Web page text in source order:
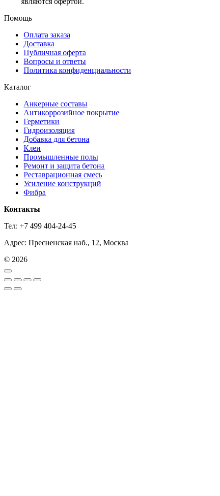
Помощь
Оплата заказа
Доставка
Публичная оферта
Вопросы и ответы
Политика конфиденциальности
Каталог
Анкерные составы
Антикоррозийное покрытие
Герметики
Гидроизоляция
Добавка для бетона
Клеи
Промышленные полы
Ремонт и защита бетона
Реставрационная смесь
Усиление конструкций
Фибра
Контакты
Тел: +7 499 404-24-45
Адрес: Пресненская наб., 12, Москва
© 2026